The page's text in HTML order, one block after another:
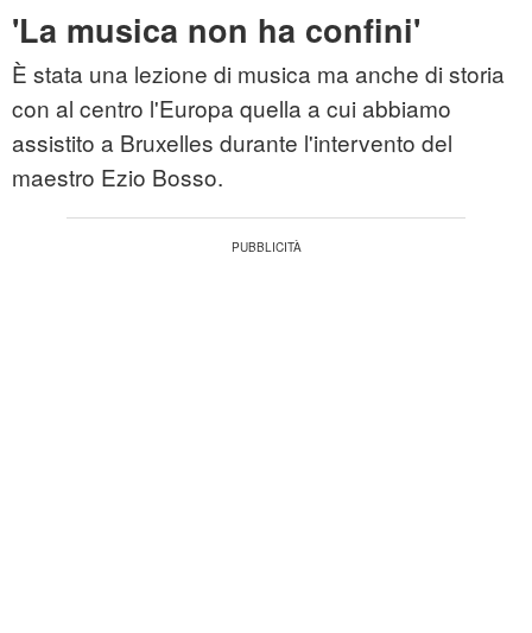
'La musica non ha confini'
È stata una lezione di musica ma anche di storia
con al centro l'Europa quella a cui abbiamo
assistito a Bruxelles durante l'intervento del
maestro Ezio Bosso.